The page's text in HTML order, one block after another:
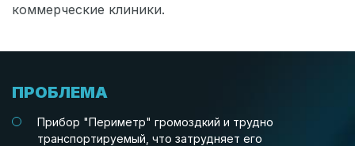
коммерческие клиники.
С какими проблемами мы
ПРОБЛЕМА
Прибор "Периметр" громоздкий и трудно
транспортируемый, что затрудняет его